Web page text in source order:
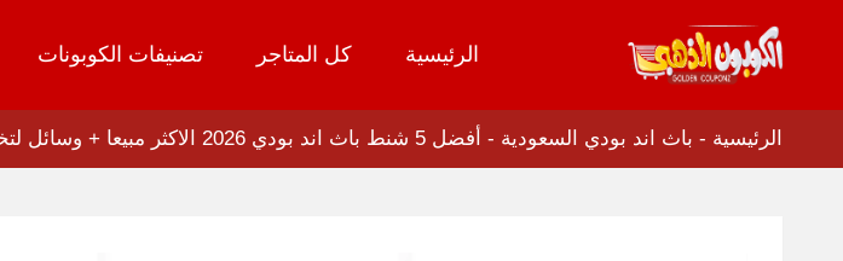
تخطي
المحتوى
الرئيسية كل المتاجر تصنيفات الكوبونات
الرئيسية - باث اند بودي السعودية - أفضل 5 شنط باث اند بودي 2026 الاكثر مبيعا + وسائل لتخفيض 80%